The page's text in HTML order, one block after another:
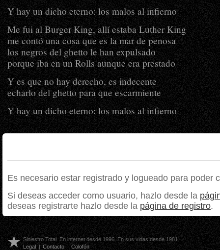
Y hay un dicho eterno: los malos al infierno
Me fui al Burger King, allí estaba Luther King
me contó una cosa que es la mar de penosa
los negros del ghetto le han expulsado
porque iba en un Rolls aunque era prestado
Y es que no hay derecho, es indecente
echarlo del ghetto para que escarmiente
Y hay un dicho eterno: los malos al infierno
Es necesario estar registrado y logueado para poder
Si deseas acceder como usuario, hazlo desde la
deseas registrarte hazlo desde la página de registro.
Siniestro Total. En internet desde 1996. En sus vidas desde 1981.
Legal | Contacto | Colofón